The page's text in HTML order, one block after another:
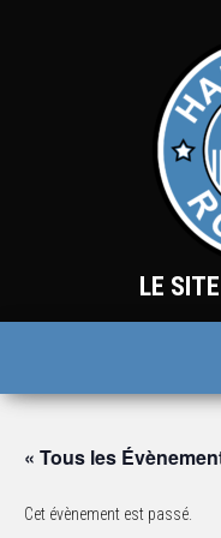
LE
« Tous les
Cet évènement est passé.